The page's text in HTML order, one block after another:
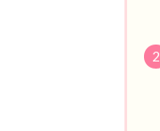
2